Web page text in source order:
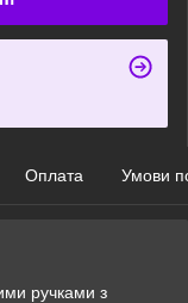
Оплата Умови
ручками з